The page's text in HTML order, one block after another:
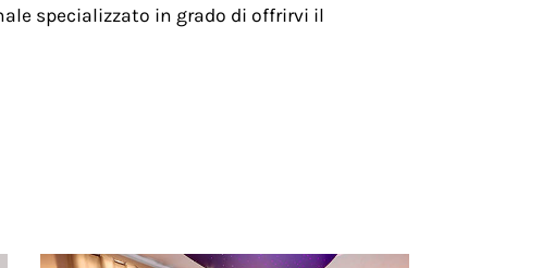
specializzato in grado di offrirvi il